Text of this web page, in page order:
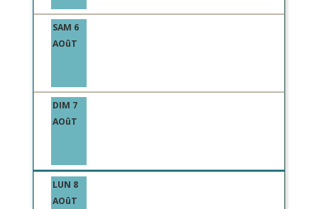
SAM 6
AOûT
DIM 7
AOûT
LUN 8
AOûT